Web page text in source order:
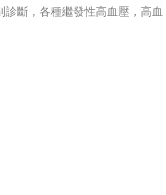
斷，各種繼發性高血壓，高血